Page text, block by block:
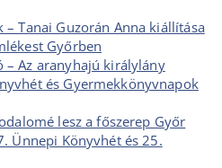
– Tanai Guzorán Anna kiállítása
Győrben
– Az aranyhajú királylány
és Gyermekkönyvnapok
lesz a főszerep Győr
Ünnepi Könyvhét és 25.